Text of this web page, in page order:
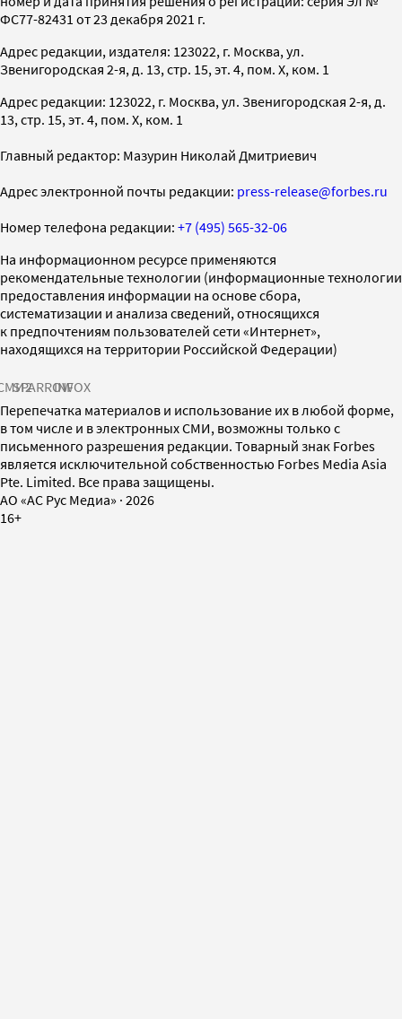
ФС77-82431 от 23 декабря 2021 г.
Адрес редакции, издателя: 123022, г. Москва, ул.
Звенигородская 2-я, д. 13, стр. 15, эт. 4, пом. X, ком. 1
Адрес редакции: 123022, г. Москва, ул. Звенигородская 2-я, д.
13, стр. 15, эт. 4, пом. X, ком. 1
Главный редактор: Мазурин Николай Дмитриевич
Адрес электронной почты редакции: press-release@forbes.ru
Номер телефона редакции: +7 (495) 565-32-06
На информационном ресурсе применяются
рекомендательные технологии (информационные технологии
предоставления информации на основе сбора,
систематизации и анализа сведений, относящихся
к предпочтениям пользователей сети «Интернет»,
находящихся на территории Российской Федерации)
SPARROWINFOX
Перепечатка материалов и использование их в любой форме,
в том числе и в электронных СМИ, возможны только с
письменного разрешения редакции. Товарный знак Forbes
является исключительной собственностью Forbes Media Asia
Pte. Limited. Все права защищены.
AO «АС Рус Медиа» · 2026
16+